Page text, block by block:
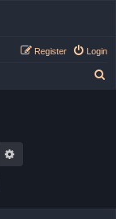
Login
Register